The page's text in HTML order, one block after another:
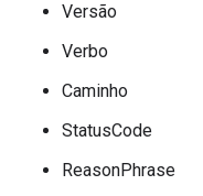
Versão
Verbo
Caminho
StatusCode
ReasonPhrase